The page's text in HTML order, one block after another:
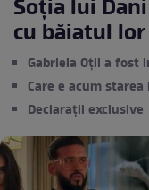
Soția lui
cu băiatul lor
Gabriela Oțil a fost
Care e acum
Declarații exclusive